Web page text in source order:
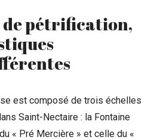
de pétrification,
est composé de trois échelles
Saint-Nectaire : la Fontaine
« Pré Mercière » et celle du «